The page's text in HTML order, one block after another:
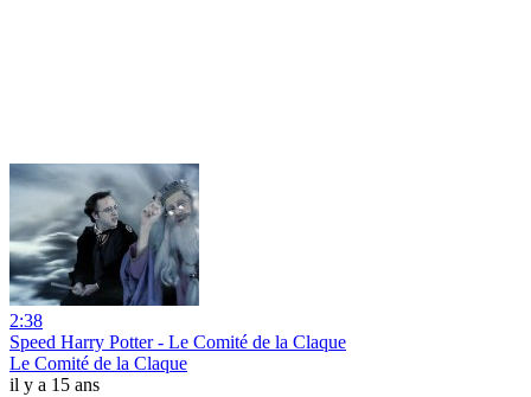
2:38
Speed Harry Potter - Le Comité de la Claque
Le Comité de la Claque
il y a 15 ans